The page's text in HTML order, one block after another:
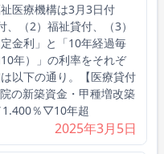
医療機構は3月3日付
、（2）福祉貸付、（3）
金利」と「10年経過毎
年）」の利率をそれぞ
以下の通り。【医療貸付
の新築資金・甲種増改築
％▽10年超
2025年3月5日